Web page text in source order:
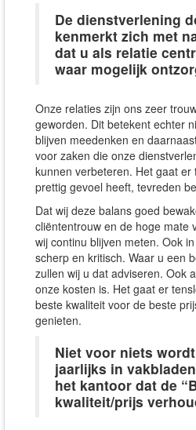
De dienstverlening
kenmerkt zich met
dat u als relatie
waar mogelijk
Onze relaties zijn ons zeer
geworden. Dit betekent echter
blijven meedenken en
voor zaken die onze
kunnen verbeteren. Het gaat er
prettig gevoel heeft, tevreden
Dat wij deze balans goed
cliëntentrouw en de hoge mate
wij continu blijven meten. Ook
scherp en kritisch. Waar u een
zullen wij u dat adviseren. Ook
onze kosten is. Het gaat er
beste kwaliteit voor de beste
genieten.
Niet voor niets
jaarlijks in
het kantoor dat de
kwaliteit/prijs